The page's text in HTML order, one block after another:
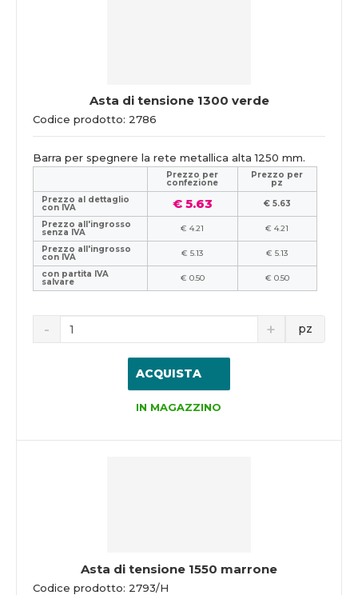
Asta di tensione 1300 verde
Codice prodotto: 2786
Barra per spegnere la rete metallica alta 1250 mm.
Prezzo per
confezione
Prezzo per
pz
Prezzo al dettaglio
con IVA € 5.63
€ 5.63
Prezzo all'ingrosso
senza IVA € 4.21
€ 4.21
Prezzo all'ingrosso
con IVA € 5.13
€ 5.13
con partita IVA
salvare € 0.50 € 0.50
pz
ACQUISTA
IN MAGAZZINO
Asta di tensione 1550 marrone
Codice prodotto: 2793/H